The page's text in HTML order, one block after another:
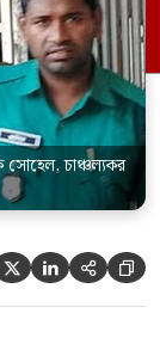
উপ-
করেন।
সোহেল, চাঞ্চল্যকর
   